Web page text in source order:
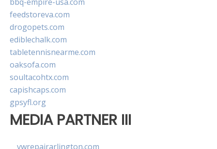
feedstoreva.com
drogopets.com
ediblechalk.com
tabletennisnearme.com
oaksofa.com
soultacohtx.com
capishcaps.com
gpsyfl.org
MEDIA PARTNER III
vwrepairarlington.com